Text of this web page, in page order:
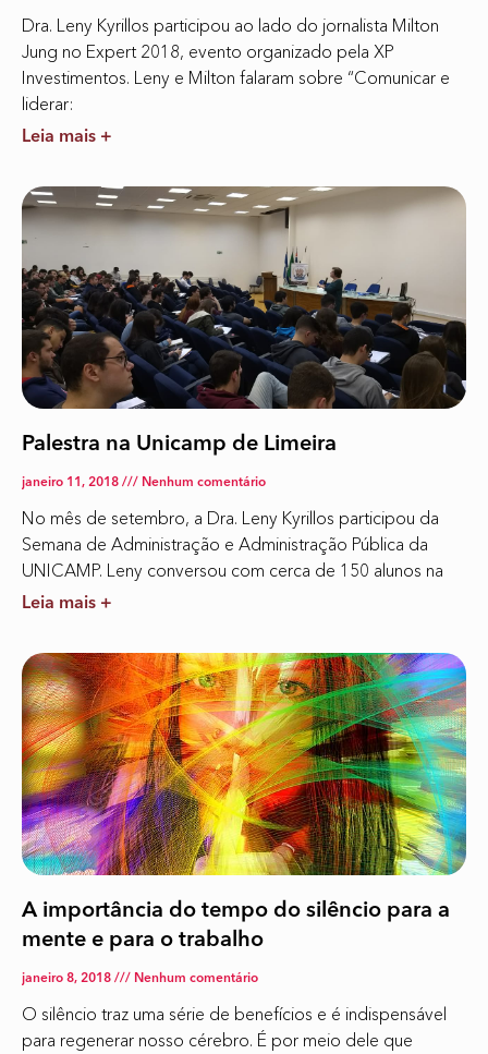
Dra. Leny Kyrillos participou ao lado do jornalista Milton
Jung no Expert 2018, evento organizado pela XP
Investimentos. Leny e Milton falaram sobre “Comunicar e
liderar:
Leia mais +
Palestra na Unicamp de Limeira
janeiro 11, 2018 Nenhum comentário
No mês de setembro, a Dra. Leny Kyrillos participou da
Semana de Administração e Administração Pública da
UNICAMP. Leny conversou com cerca de 150 alunos na
Leia mais +
A importância do tempo do silêncio para a
mente e para o trabalho
janeiro 8, 2018 Nenhum comentário
O silêncio traz uma série de benefícios e é indispensável
para regenerar nosso cérebro. É por meio dele que